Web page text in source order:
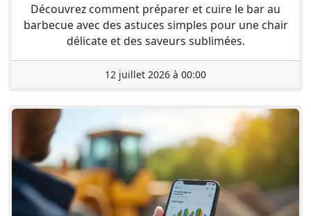
Découvrez comment préparer et cuire le bar au
barbecue avec des astuces simples pour une chair
délicate et des saveurs sublimées.
12 juillet 2026 à 00:00